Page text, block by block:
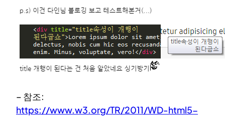
– 참조:
https://www.w3.org/TR/2011/WD-html5-